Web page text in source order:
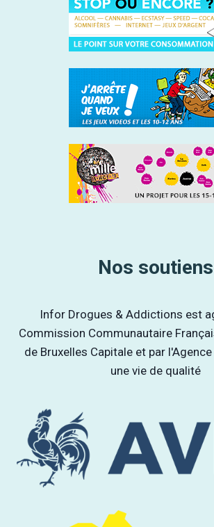
Nos soutiens
Infor Drogues & Addictions est
Commission Communautaire
de Bruxelles Capitale et par
une vie de qualité